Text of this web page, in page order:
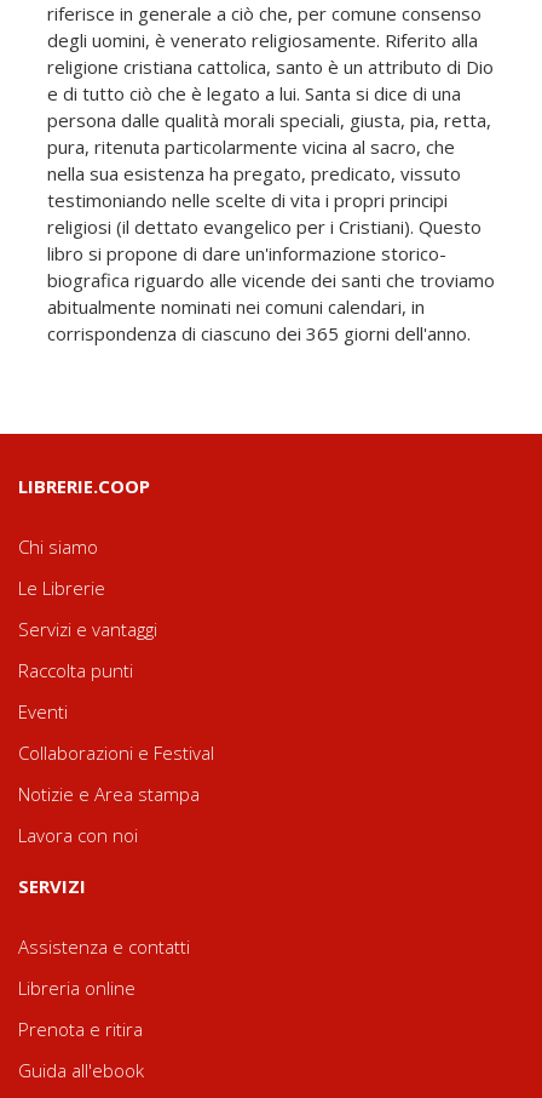
riferisce in generale a ciò che, per comune consenso
degli uomini, è venerato religiosamente. Riferito alla
religione cristiana cattolica, santo è un attributo di Dio
e di tutto ciò che è legato a lui. Santa si dice di una
persona dalle qualità morali speciali, giusta, pia, retta,
pura, ritenuta particolarmente vicina al sacro, che
nella sua esistenza ha pregato, predicato, vissuto
testimoniando nelle scelte di vita i propri principi
religiosi (il dettato evangelico per i Cristiani). Questo
libro si propone di dare un'informazione storico-
biografica riguardo alle vicende dei santi che troviamo
abitualmente nominati nei comuni calendari, in
corrispondenza di ciascuno dei 365 giorni dell'anno.
LIBRERIE.COOP
Chi siamo
Le Librerie
Servizi e vantaggi
Raccolta punti
Eventi
Collaborazioni e Festival
Notizie e Area stampa
Lavora con noi
SERVIZI
Assistenza e contatti
Libreria online
Prenota e ritira
Guida all'ebook